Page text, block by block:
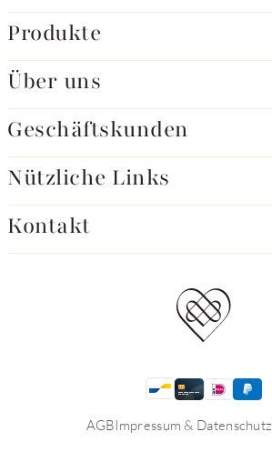
Produkte
Über uns
Geschäftskunden
Nützliche Links
Kontakt
AGBImpressum & Datenschutz